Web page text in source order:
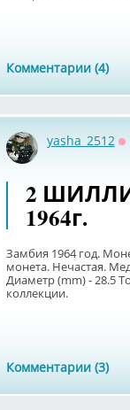
Комментарии (4)
yasha_2512
2
1964г.
Замбия 1964 год.
монета. Нечастая.
Диаметр (mm) - 28.5
коллекции.
Комментарии (3)